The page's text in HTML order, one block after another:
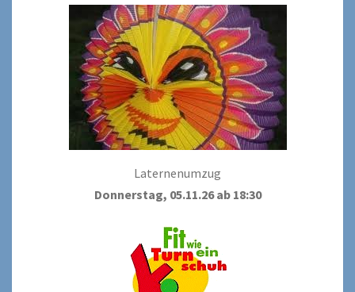
Laternenumzug
Donnerstag, 05.11.26 ab 18:30